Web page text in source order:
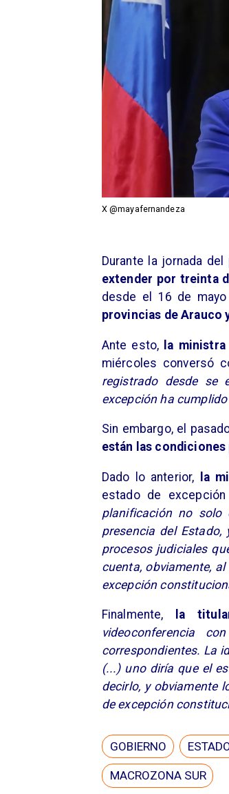
X @mayafernandeza
Durante la jornada
extender por treinta
desde el 16 de
provincias de Arauco
Ante esto, la ministra
miércoles conversó
registrado desde se
excepción ha
Sin embargo, el
están las
Dado lo anterior, la
estado de
planificación no solo
presencia del
procesos judiciales
cuenta, obviamente,
excepción
Finalmente, la
videoconferencia
correspondientes. La
(...) uno diría que el
decirlo, y obviamente
de excepción
GOBIERNO
MACROZONA SUR